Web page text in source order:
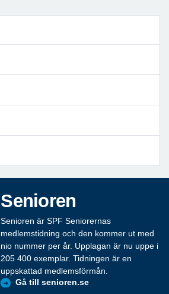
Senioren
Senioren är SPF Seniorernas
medlemstidning och den kommer ut med
nio nummer per år. Upplagan är nu uppe i
205 400 exemplar. Tidningen är en
uppskattad medlemsförmån.
Gå till senioren.se